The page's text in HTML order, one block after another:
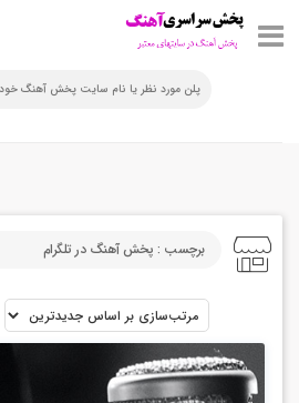
برچسب : پخش آهنگ در تلگرام